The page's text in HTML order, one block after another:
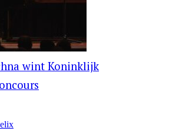
wint Koninklijk